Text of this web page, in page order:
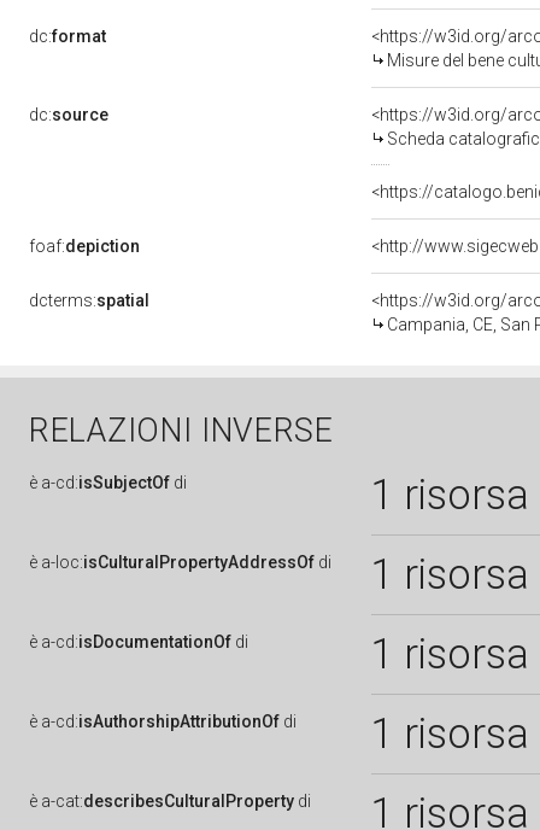
dc:format
<https://w3id.org/
Misure del bene
dc:source
<https://w3id.org/
Scheda
<https://
foaf:depiction
dcterms:spatial
<https://w3id.org/
Campania, CE, San
RELAZIONI INVERSE
è a-cd:isSubjectOf di 1 risorsa
è a-loc:isCulturalPropertyAddressOf di 1 risorsa
è a-cd:isDocumentationOf di 1 risorsa
è a-cd:isAuthorshipAttributionOf di 1 risorsa
è a-cat:describesCulturalProperty di 1 risorsa